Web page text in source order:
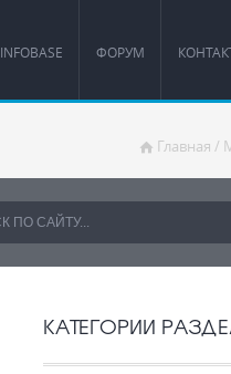
INFOBASE ФОРУМ
Главная /
КАТЕГОРИИ